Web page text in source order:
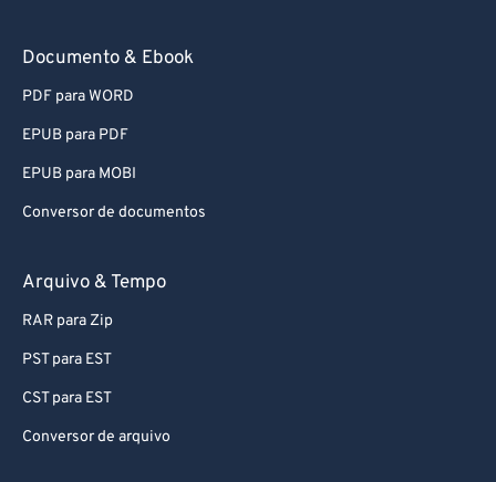
Documento & Ebook
PDF para WORD
EPUB para PDF
EPUB para MOBI
Conversor de documentos
Arquivo & Tempo
RAR para Zip
PST para EST
CST para EST
Conversor de arquivo